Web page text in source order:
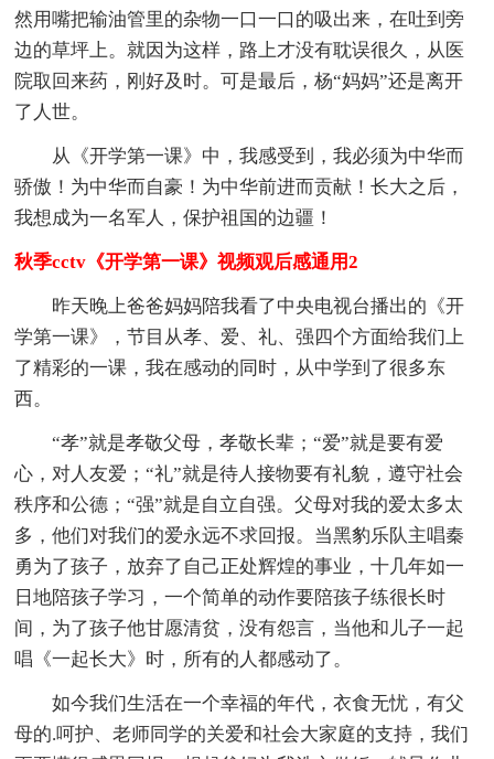
然用嘴把输油管里的杂物一口一口的吸出来，在吐到旁
边的草坪上。就因为这样，路上才没有耽误很久，从医
院取回来药，刚好及时。可是最后，杨“妈妈”还是离开
了人世。
从《开学第一课》中，我感受到，我必须为中华而
骄傲！为中华而自豪！为中华前进而贡献！长大之后，
我想成为一名军人，保护祖国的边疆！
秋季cctv《开学第一课》视频观后感通用2
昨天晚上爸爸妈妈陪我看了中央电视台播出的《开
学第一课》，节目从孝、爱、礼、强四个方面给我们上
了精彩的一课，我在感动的同时，从中学到了很多东
西。
“孝”就是孝敬父母，孝敬长辈；“爱”就是要有爱
心，对人友爱；“礼”就是待人接物要有礼貌，遵守社会
秩序和公德；“强”就是自立自强。父母对我的爱太多太
多，他们对我们的爱永远不求回报。当黑豹乐队主唱秦
勇为了孩子，放弃了自己正处辉煌的事业，十几年如一
日地陪孩子学习，一个简单的动作要陪孩子练很长时
间，为了孩子他甘愿清贫，没有怨言，当他和儿子一起
唱《一起长大》时，所有的人都感动了。
如今我们生活在一个幸福的年代，衣食无忧，有父
母的.呵护、老师同学的关爱和社会大家庭的支持，我们